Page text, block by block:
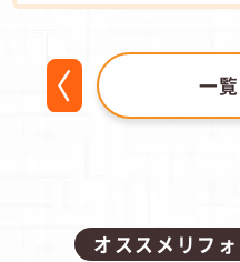
一
オススメリフ